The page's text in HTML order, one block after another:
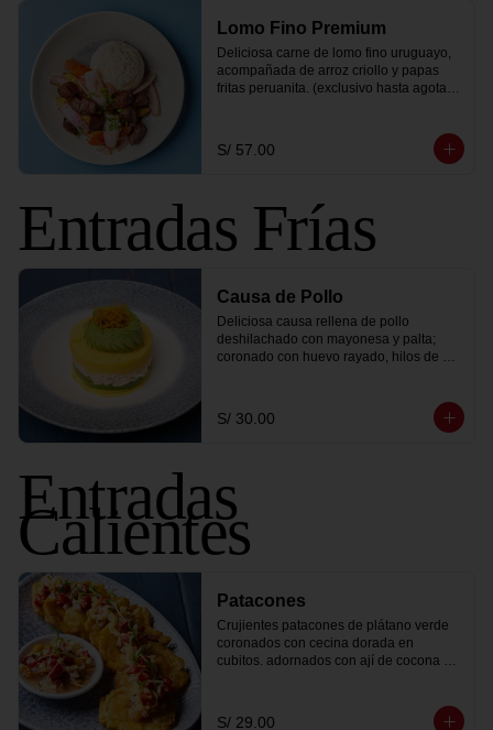
Lomo Fino Premium
Deliciosa carne de lomo fino uruguayo,
acompañada de arroz criollo y papas
fritas peruanita. (exclusivo hasta agotar
S/ 57.00
Entradas Frías
Causa de Pollo
Deliciosa causa rellena de pollo
deshilachado con mayonesa y palta;
coronado con huevo rayado, hilos de
S/ 30.00
Entradas
Calientes
Patacones
Crujientes patacones de plátano verde
coronados con cecina dorada en
cubitos. adornados con ají de cocona
S/ 29.00